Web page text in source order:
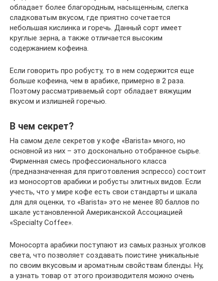
обладает более благородным, насыщенным, слегка
сладковатым вкусом, где приятно сочетается
небольшая кислинка и горечь. Данный сорт имеет
круглые зерна, а также отличается высоким
содержанием кофеина.
Если говорить про робусту, то в нем содержится еще
больше кофеина, чем в арабике, примерно в 2 раза.
Поэтому рассматриваемый сорт обладает вяжущим
вкусом и излишней горечью.
В чем секрет?
На самом деле секретов у кофе «Barista» много, но
основной из них – это досконально отобранное сырье.
Фирменная смесь профессионального класса
(предназначенная для приготовления эспрессо) состоит
из моносортов арабики и робусты элитных видов. Если
учесть, что у мире кофе есть свои стандарты и шкала
для для оценки, то «Barista» это не менее 80 баллов по
шкале установленной Американской Ассоциацией
«Specialty Coffee».
Моносорта арабики поступают из самых разных уголков
света, что позволяет создавать поистине уникальные
по своим вкусовым и ароматным свойствам бленды. Ну,
а узнать товар от этого производителя можно очень